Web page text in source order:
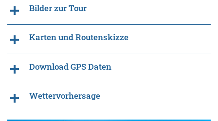
Bilder zur Tour
Karten und Routenskizze
Download GPS Daten
Wettervorhersage